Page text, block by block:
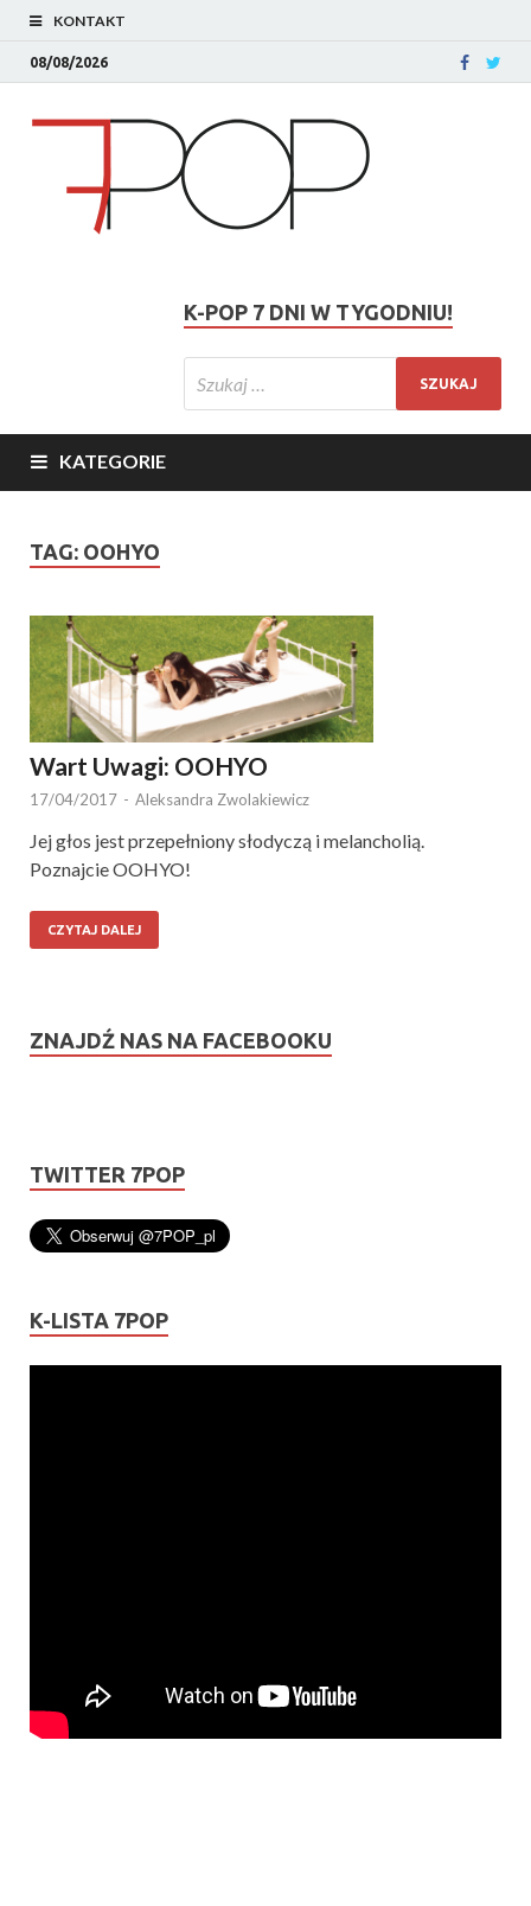
KONTAKT
08/08/2026
K-POP 7 DNI W TYGODNIU!
KATEGORIE
TAG: OOHYO
Wart Uwagi: OOHYO
17/04/2017 - Aleksandra Zwolakiewicz
Jej głos jest przepełniony słodyczą i melancholią.
Poznajcie OOHYO!
CZYTAJ DALEJ
ZNAJDŹ NAS NA FACEBOOKU
TWITTER 7POP
K-LISTA 7POP